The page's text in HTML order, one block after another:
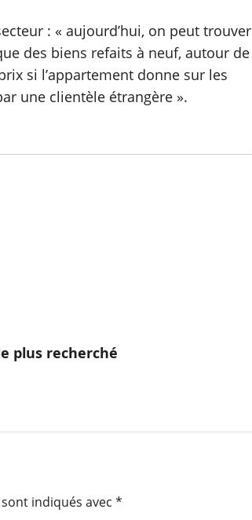
: « aujourd’hui, on peut trouver
des biens refaits à neuf, autour de
si l’appartement donne sur les
une clientèle étrangère ».
plus recherché
indiqués avec *